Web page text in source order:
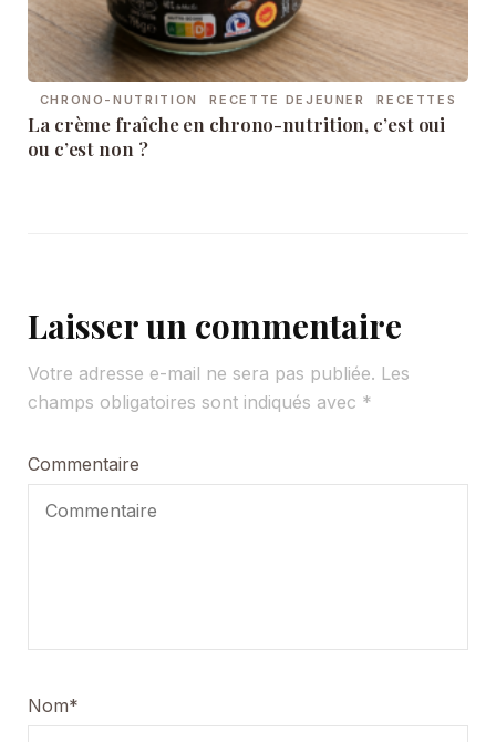
CHRONO-NUTRITION RECETTE DEJEUNER RECETTES
La crème fraîche en chrono-nutrition, c’est oui
ou c’est non ?
Laisser un commentaire
Votre adresse e-mail ne sera pas publiée. Les
champs obligatoires sont indiqués avec *
Commentaire
Nom*